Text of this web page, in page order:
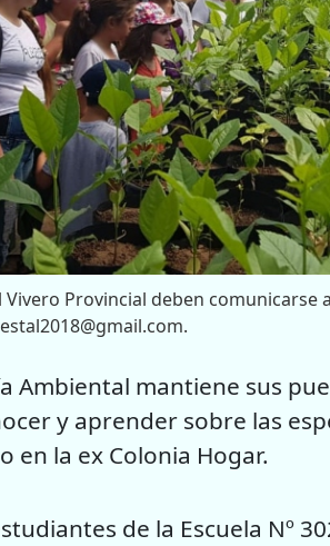
Vivero Provincial deben comunicarse
.
Ambiental mantiene sus
y aprender sobre las
en la ex Colonia Hogar.
de la Escuela Nº